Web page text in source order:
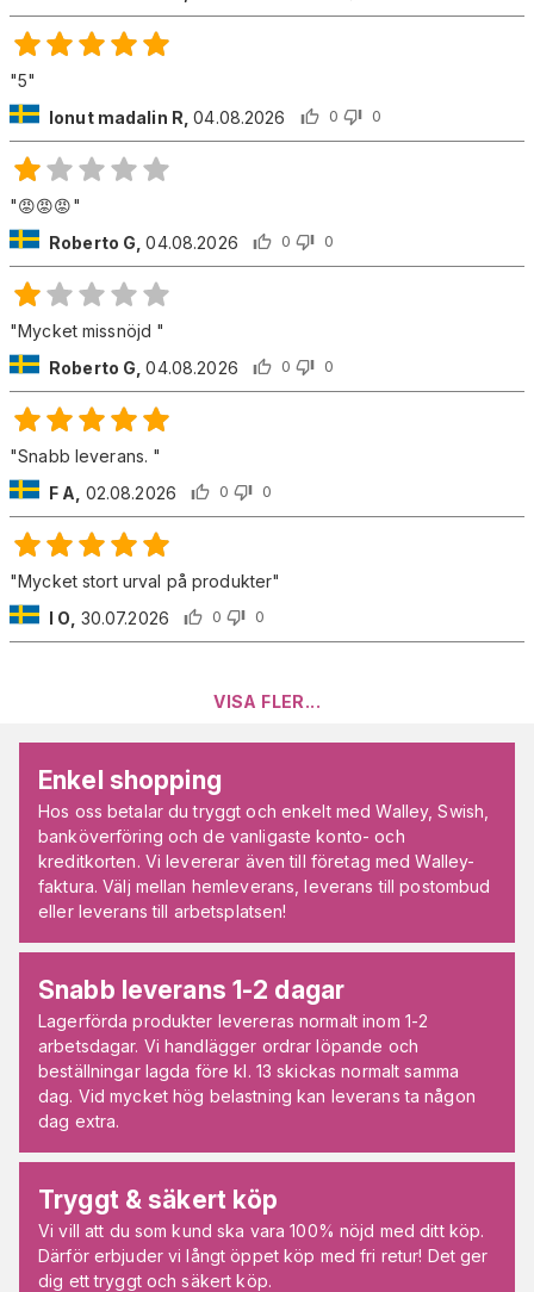
"5"
Ionut madalin R ,04.08.2026 0 0
"😡😡😡"
Roberto G ,04.08.2026 0 0
"Mycket missnöjd "
Roberto G ,04.08.2026 0 0
"Snabb leverans. "
F A 02.08.2026 0 0
"Mycket stort urval på produkter"
I O 30.07.2026 0 0
VISA FLER...
Enkel shopping
Hos oss betalar du tryggt och enkelt med Walley, Swish,
banköverföring och de vanligaste konto- och
kreditkorten. Vi levererar även till företag med Walley-
faktura. Välj mellan hemleverans, leverans till postombud
eller leverans till arbetsplatsen!
Snabb leverans 1-2 dagar
Lagerförda produkter levereras normalt inom 1-2
arbetsdagar. Vi handlägger ordrar löpande och
beställningar lagda före kl. 13 skickas normalt samma
dag. Vid mycket hög belastning kan leverans ta någon
dag extra.
Tryggt & säkert köp
Vi vill att du som kund ska vara 100% nöjd med ditt köp.
Därför erbjuder vi långt öppet köp med fri retur! Det ger
dig ett tryggt och säkert köp.